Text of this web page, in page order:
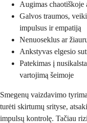
Augimas
Galvos traumos,
impulsus ir empatiją
Nenuoseklus ar
Ankstyvas elgesio
Patekimas į
vartojimą šeimoje
Smegenų vaizdavimo
turėti skirtumų srityse,
impulsų kontrolę. Tačiau